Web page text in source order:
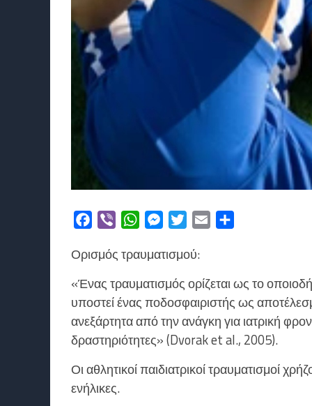
Facebook
Viber WhatsAppMessengerTwitterEmail
Ορισμός τραυματισμού:
«Ένας τραυματισμός ορίζεται ως το
υποστεί ένας ποδοσφαιριστής ως
ανεξάρτητα από την ανάγκη για ιατρική
δραστηριότητες» (Dvorak et al., 2005).
Οι αθλητικοί παιδιατρικοί τραυματισμοί
ενήλικες.